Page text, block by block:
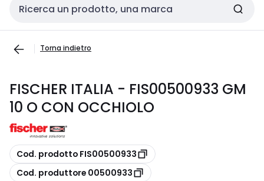
Cerca input
Torna indietro
FISCHER ITALIA - FIS00500933 GM
10 O CON OCCHIOLO
copia
Cod. prodotto FIS00500933
copia
Cod. produttore 00500933